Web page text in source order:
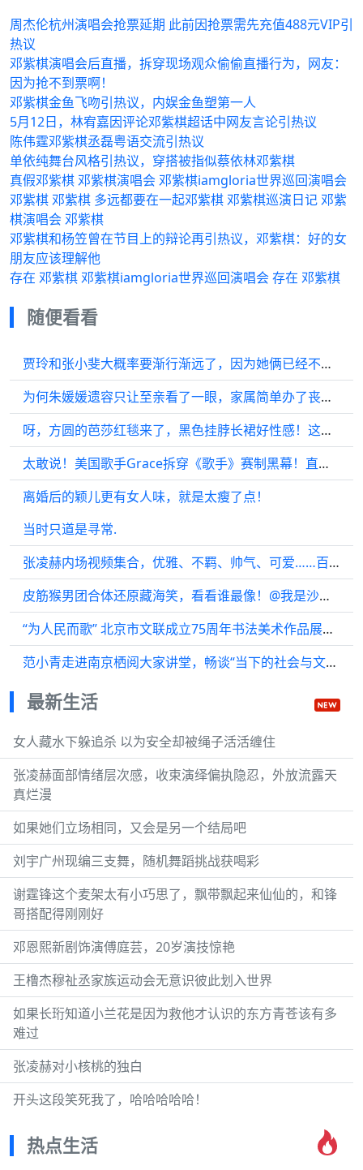
周杰伦杭州演唱会抢票延期 此前因抢票需先充值488元VIP引
热议
邓紫棋演唱会后直播，拆穿现场观众偷偷直播行为，网友：
因为抢不到票啊！
邓紫棋金鱼飞吻引热议，内娱金鱼塑第一人
5月12日，林宥嘉因评论邓紫棋超话中网友言论引热议
陈伟霆邓紫棋丞磊粤语交流引热议
单依纯舞台风格引热议，穿搭被指似蔡依林邓紫棋
真假邓紫棋 邓紫棋演唱会 邓紫棋iamgloria世界巡回演唱会
邓紫棋 邓紫棋 多远都要在一起邓紫棋 邓紫棋巡演日记 邓紫
棋演唱会 邓紫棋
邓紫棋和杨笠曾在节目上的辩论再引热议，邓紫棋：好的女
朋友应该理解他
存在 邓紫棋 邓紫棋iamgloria世界巡回演唱会 存在 邓紫棋
随便看看
贾玲和张小斐大概率要渐行渐远了，因为她俩已经不是一个阶级的了
为何朱媛媛遗容只让至亲看了一眼，家属简单办了丧事？
呀，方圆的芭莎红毯来了，黑色挂脖长裙好性感！这惊人的美貌
太敢说！美国歌手Grace拆穿《歌手》赛制黑幕！直言 ：比赛不唱歌改比流量
离婚后的颖儿更有女人味，就是太瘦了点！
当时只道是寻常.
张凌赫内场视频集合，优雅、不羁、帅气、可爱……百变风格全部网罗！ 张凌赫
皮筋猴男团合体还原藏海笑，看看谁最像！@我是沙宝亮 @邵汶
“为人民而歌” 北京市文联成立75周年书法美术作品展开幕
范小青走进南京栖阅大家讲堂，畅谈“当下的社会与文学”
最新生活
女人藏水下躲追杀 以为安全却被绳子活活缠住
张凌赫面部情绪层次感，收束演绎偏执隐忍，外放流露天
真烂漫
如果她们立场相同，又会是另一个结局吧
刘宇广州现编三支舞，随机舞蹈挑战获喝彩
谢霆锋这个麦架太有小巧思了，飘带飘起来仙仙的，和锋
哥搭配得刚刚好
邓恩熙新剧饰演傅庭芸，20岁演技惊艳
王橹杰穆祉丞家族运动会无意识彼此划入世界
如果长珩知道小兰花是因为救他才认识的东方青苍该有多
难过
张凌赫对小核桃的独白
开头这段笑死我了，哈哈哈哈哈！
热点生活